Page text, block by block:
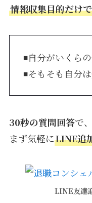
情報収集目的だけ
◾️自分がいくら
◾️そもそも自分
30秒の質問回答で
まず気軽にLINE追
LINE友達